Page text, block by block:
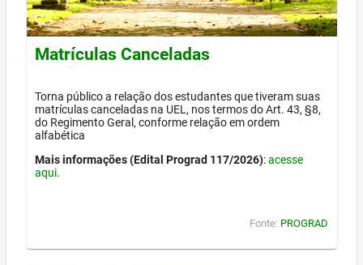
Matrículas Canceladas
Torna público a relação dos estudantes que tiveram suas
matrículas canceladas na UEL, nos termos do Art. 43, §8,
do Regimento Geral, conforme relação em ordem
alfabética
Mais informações (Edital Prograd 117/2026):acesse
aqui.
Fonte: PROGRAD